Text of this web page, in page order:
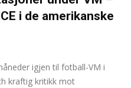
i de amerikanske
igjen til fotball-VM i
kraftig kritikk mot